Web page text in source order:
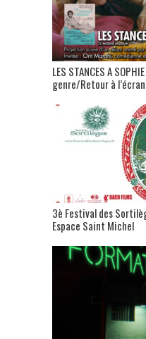
LES STANCES A
genre/Retour à l’écran
3è Festival des
Espace Saint Michel